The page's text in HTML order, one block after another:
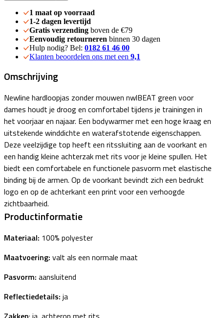
1 maat op voorraad
1-2 dagen levertijd
Gratis verzending boven de €79
Eenvoudig retourneren binnen 30 dagen
Hulp nodig? Bel: 0182 61 46 00
Klanten beoordelen ons met een 9,1
Omschrijving
Newline hardloopjas zonder mouwen nwlBEAT green voor
dames houdt je droog en comfortabel tijdens je trainingen in
het voorjaar en najaar. Een bodywarmer met een hoge kraag en
uitstekende winddichte en waterafstotende eigenschappen.
Deze veelzijdige top heeft een ritssluiting aan de voorkant en
een handig kleine achterzak met rits voor je kleine spullen. Het
biedt een comfortabele en functionele pasvorm met elastische
binding bij de armen. Op de voorkant bevindt zich een bedrukt
logo en op de achterkant een print voor een verhoogde
zichtbaarheid.
Productinformatie
Materiaal: 100% polyester
Maatvoering: valt als een normale maat
Pasvorm: aansluitend
Reflectiedetails: ja